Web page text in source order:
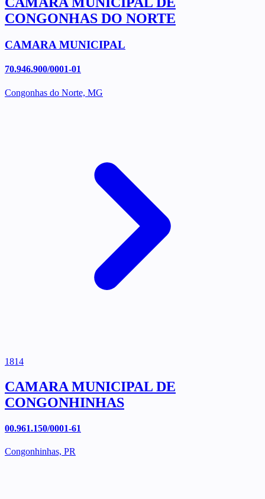
CONGONHAS DO NORTE
CAMARA MUNICIPAL
70.946.900/0001-01
Congonhas do Norte, MG
1814
CAMARA MUNICIPAL DE
CONGONHINHAS
00.961.150/0001-61
Congonhinhas, PR